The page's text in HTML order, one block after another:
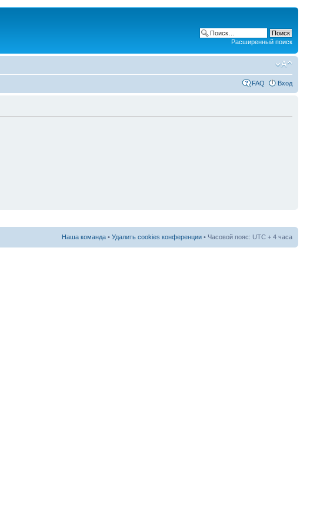
Расширенный поиск
FAQ Вход
Наша команда • Удалить cookies конференции • Часовой пояс: UTC + 4 часа